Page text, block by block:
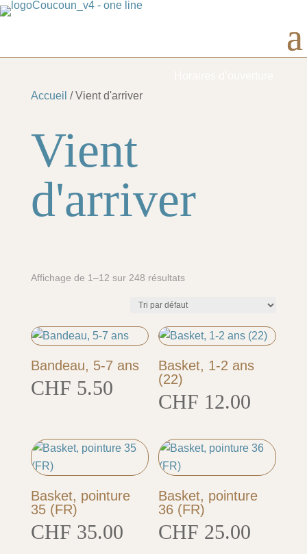
Accueil / Vient d'arriver
Vient
d'arriver
Affichage de 1–12 sur 248 résultats
Bandeau, 5-7 ans
CHF 5.50
Basket, 1-2 ans
(22)
CHF 12.00
Basket, pointure
35 (FR)
CHF 35.00
Basket, pointure
36 (FR)
CHF 25.00